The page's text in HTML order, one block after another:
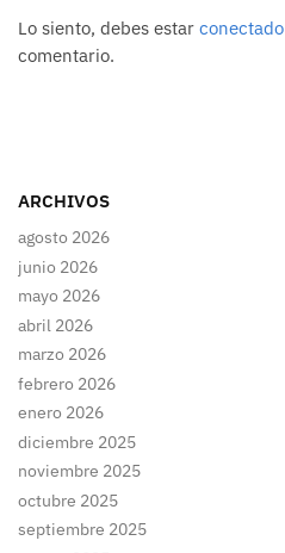
Lo siento, debes estar conectado
comentario.
ARCHIVOS
agosto 2026
junio 2026
mayo 2026
abril 2026
marzo 2026
febrero 2026
enero 2026
diciembre 2025
noviembre 2025
octubre 2025
septiembre 2025